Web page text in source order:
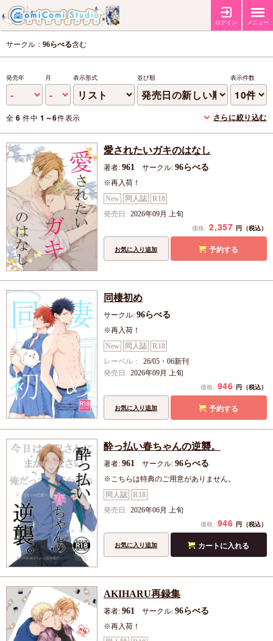
ログイン メニュー
サークル： 96らべる含む
発売年 月 表示形式 並び順 表示件数
全6 件中1～6件表示 さらに絞り込む
愛されたいガキのはなし
著者: 961 サークル: 96らべる
※再入荷！
New
同人誌
R18
発売日: 2026年09月 上旬
価格: 2,357 円 （税込）
予約する
お気に入り追加
同棲初め
サークル: 96らべる
※再入荷！
New
同人誌
R18
レーベル：
26/05・06新刊
発売日: 2026年09月 上旬
価格: 946 円 （税込）
予約する
お気に入り追加
酔っ払い春ちゃんの逆襲。
著者: 961 サークル: 96らべる
※こちらは特典のご用意がありません。
同人誌
R18
発売日: 2026年06月 上旬
価格: 946 円 （税込）
カートに入れる
お気に入り追加
AKIHARU再録集
著者: 961 サークル: 96らべる
※再入荷！